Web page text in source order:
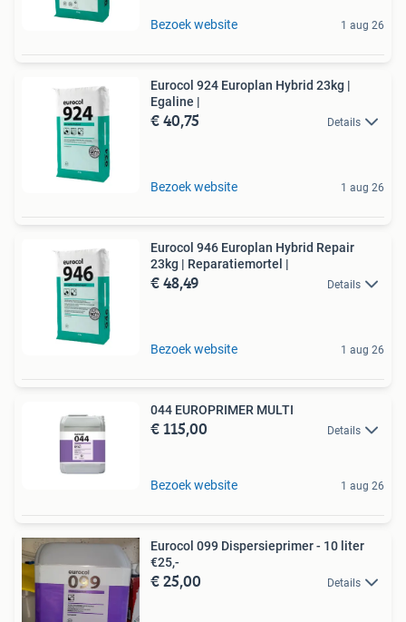
Bezoek website 1 aug 26
Eurocol 924 Europlan Hybrid 23kg |
Egaline |
€ 40,75 Details
Bezoek website 1 aug 26
Eurocol 946 Europlan Hybrid Repair
23kg | Reparatiemortel |
€ 48,49 Details
Bezoek website 1 aug 26
044 EUROPRIMER MULTI
€ 115,00 Details
Bezoek website 1 aug 26
Eurocol 099 Dispersieprimer - 10 liter
€25,-
€ 25,00 Details